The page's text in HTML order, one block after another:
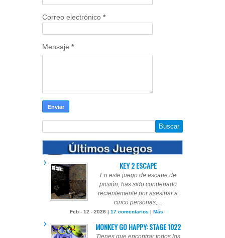
Correo electrónico *
Mensaje *
KEY 2 ESCAPE
En este juego de escape de
prisión, has sido condenado
recientemente por asesinar a
cinco personas,...
Feb - 12 - 2026 | 17 comentarios | Más
MONKEY GO HAPPY: STAGE 1022